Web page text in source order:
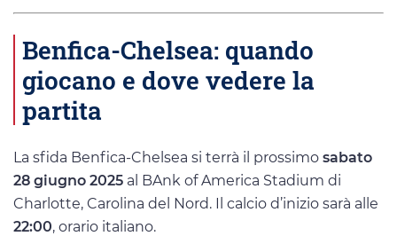
Benfica-Chelsea: quando
giocano e dove vedere la
partita
La sfida Benfica-Chelsea si terrà il prossimo sabato
28 giugno 2025 al BAnk of America Stadium di
Charlotte, Carolina del Nord. Il calcio d’inizio sarà alle
22:00, orario italiano.